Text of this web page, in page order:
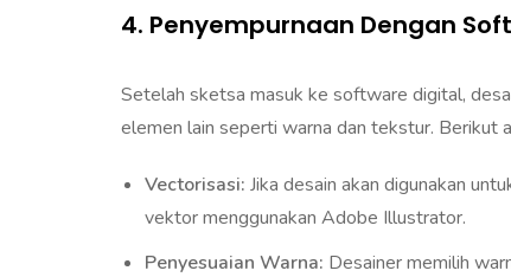
4. Penyempurnaan Dengan
Setelah sketsa masuk ke software digital,
elemen lain seperti warna dan tekstur. Berikut
Vectorisasi: Jika desain akan digunakan
vektor menggunakan Adobe Illustrator.
Penyesuaian Warna: Desainer memilih